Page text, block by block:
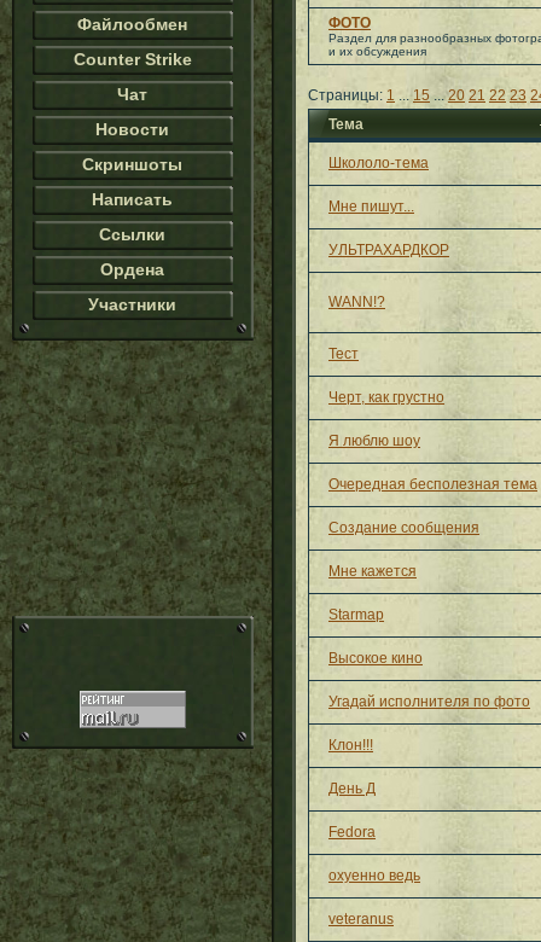
Файлообмен
Counter Strike
Чат
Новости
Скриншоты
Написать
Ссылки
Ордена
Участники
ФОТО
Раздел для разнообразных
и их обсуждения
Страницы: 1 ... 15...20 21 22 23
Тема
Школоло-тема
Мне пишут...
УЛЬТРАХАРДКОР
WANN!?
Тест
Черт, как грустно
Я люблю шоу
Очередная бесполезная тема
Создание сообщения
Мне кажется
Starmap
Высокое кино
Угадай исполнителя по фото
Клон!!!
День Д
Fedora
охуенно ведь
veteranus